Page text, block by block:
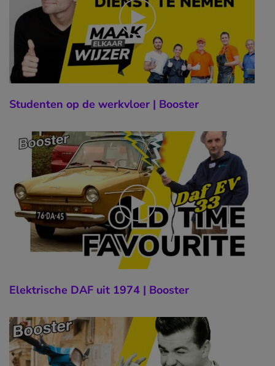
Studenten op de werkvloer | Booster
Elektrische DAF uit 1974 | Booster